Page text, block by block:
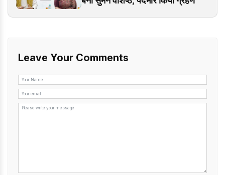
Leave Your Comments